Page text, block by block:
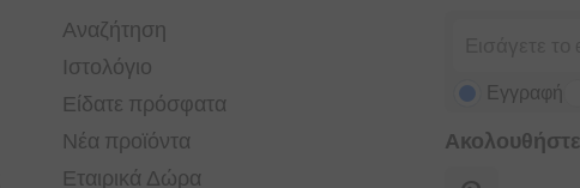
Αναζήτηση
Ιστολόγιο
Είδατε πρόσφατα
Νέα προϊόντα
Εταιρικά Δώρα
Εγγραφή